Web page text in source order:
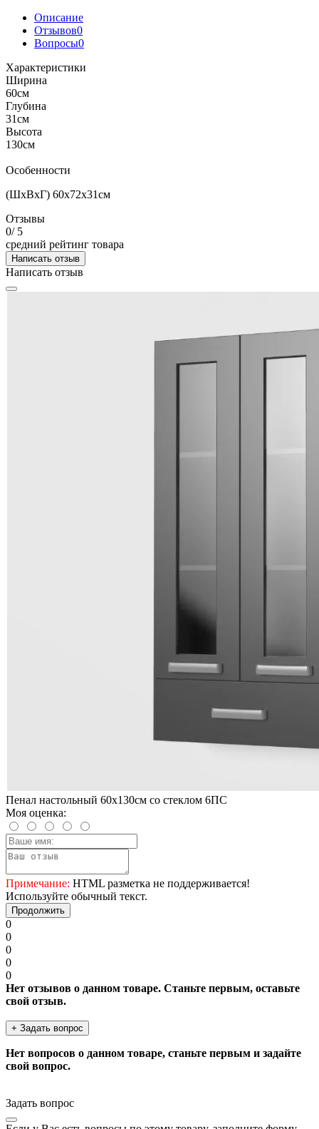
Описание
Отзывов0
Вопросы0
Характеристики
Ширина
60см
Глубина
31см
Высота
130см
Особенности
(ШхВхГ) 60х72х31см
Отзывы
0/ 5
средний рейтинг товара
Написать отзыв
Написать отзыв
Пенал настольный 60х130см со стеклом 6ПС
Моя оценка:
Примечание: HTML разметка не поддерживается!
Используйте обычный текст.
Продолжить
0
0
0
0
0
Нет отзывов о данном товаре. Станьте первым, оставьте
свой отзыв.
+ Задать вопрос
Нет вопросов о данном товаре, станьте первым и задайте
свой вопрос.
Задать вопрос